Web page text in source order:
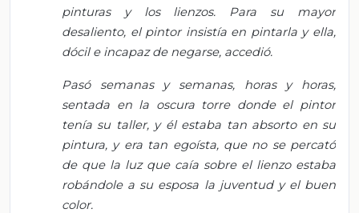
pinturas y los lienzos. Para su mayor
desaliento, el pintor insistía en pintarla y ella,
dócil e incapaz de negarse, accedió.
Pasó semanas y semanas, horas y horas,
sentada en la oscura torre donde el pintor
tenía su taller, y él estaba tan absorto en su
pintura, y era tan egoísta, que no se percató
de que la luz que caía sobre el lienzo estaba
robándole a su esposa la juventud y el buen
color.